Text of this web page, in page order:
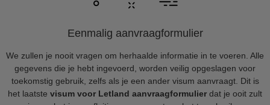
Eenmalig aanvraagformulier
We zullen je nooit vragen om herhaalde informatie in te voeren. Alle
gegevens die je hebt ingevoerd, worden veilig opgeslagen voor
toekomstig gebruik, zelfs als je een ander visum aanvraagt. Dit is
het laatste visum voor Letland aanvraagformulier dat je ooit zult